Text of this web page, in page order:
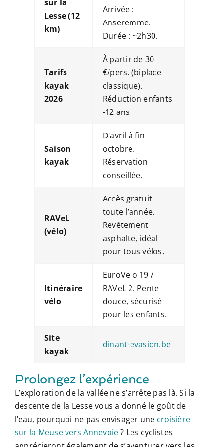
sur la
Lesse (12
km)
Arrivée :
Anseremme.
Durée : ~2h30.
Tarifs
kayak
2026
À partir de 30
€/pers. (biplace
classique).
Réduction enfants
-12 ans.
Saison
kayak
D’avril à fin
octobre.
Réservation
conseillée.
RAVeL
(vélo)
Accès gratuit
toute l’année.
Revêtement
asphalte, idéal
pour tous vélos.
Itinéraire
vélo
EuroVelo 19 /
RAVeL 2. Pente
douce, sécurisé
pour les enfants.
Site
kayak
dinant-evasion.be
Prolongez l’expérience
L’exploration de la vallée ne s’arrête pas là. Si la
descente de la Lesse vous a donné le goût de
l’eau, pourquoi ne pas envisager une croisière
sur la Meuse vers Annevoie? Les cyclistes